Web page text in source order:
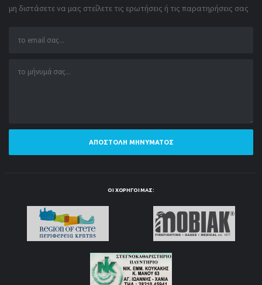
μη διστάσετε να μας στείλετε τις ερωτήσεις ή τις παρατηρήσεις σας
ΑΠΟΣΤΟΛΉ ΜΗΝΎΜΑΤΟΣ
ΟΙ ΧΟΡΗΓΟΊ ΜΑΣ: